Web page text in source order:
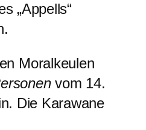
„Appells“
Moralkeulen
vom 14.
Die Karawane